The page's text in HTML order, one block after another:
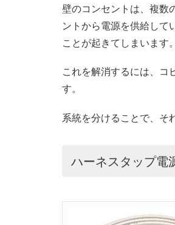
壁のコンセントは、複数
ントから電源を供給して
ことが起きてしまいます。
これを解消するには、コ
す。
系統を分けることで、そ
ハーネスタップ電